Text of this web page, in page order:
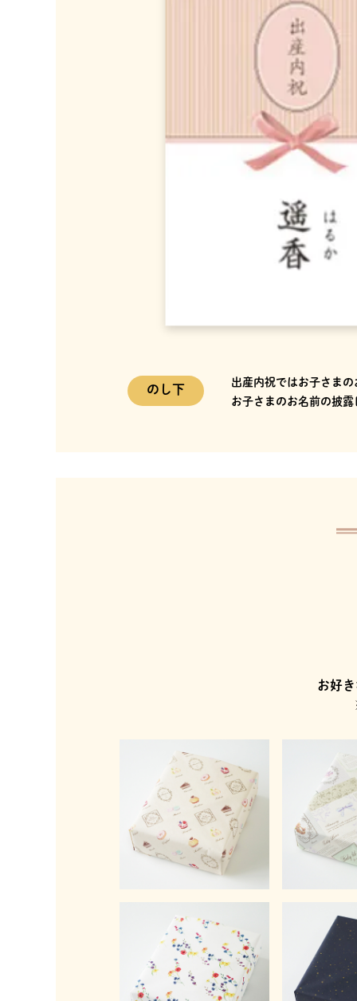
のし下
出産内祝ではお子さま
お子さまのお名前の披
お好